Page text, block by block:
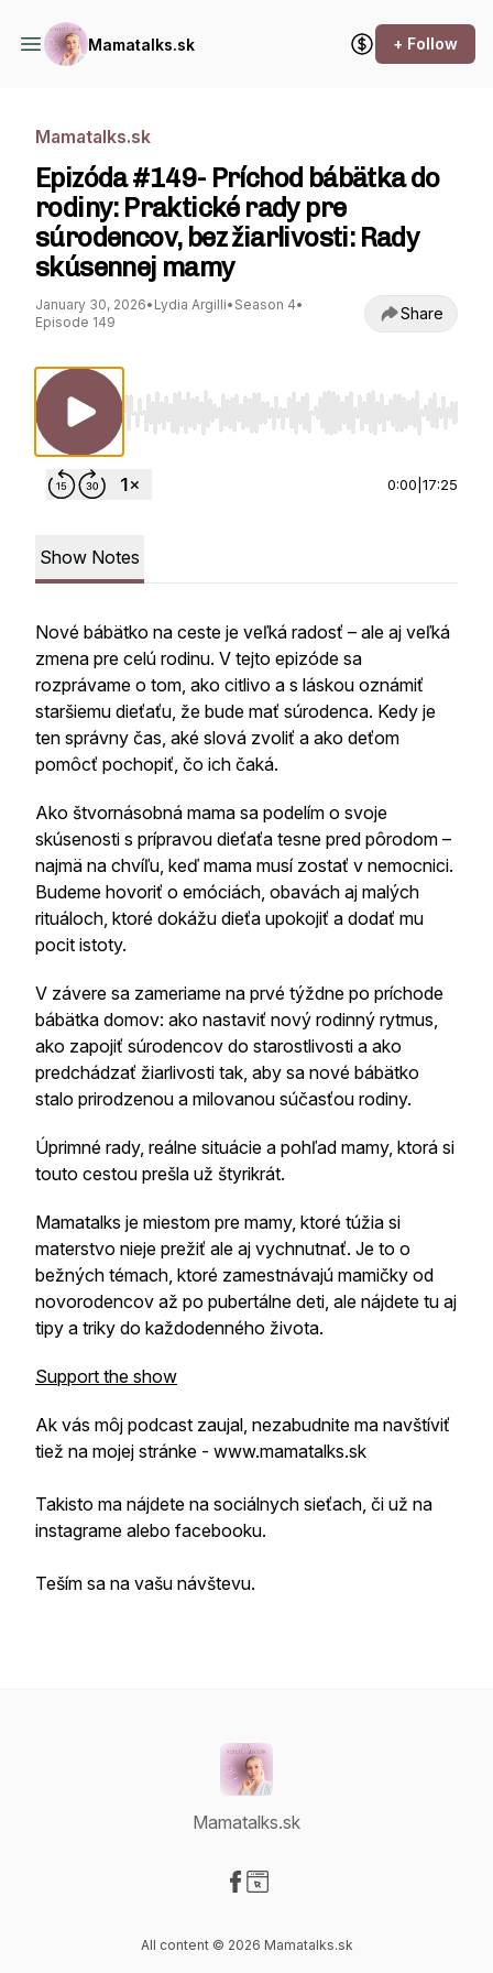
Mamatalks.sk + Follow
Mamatalks.sk
Epizóda #149- Príchod bábätka do
rodiny: Praktické rady pre
súrodencov, bez žiarlivosti: Rady
skúsennej mamy
January 30, 2026• Lydia Argilli• Season 4•
Episode 149
Share
Use Left/Right to seek, Home/End to jump
0:00 17:25
Show Notes
Nové bábätko na ceste je veľká radosť – ale aj veľká
zmena pre celú rodinu. V tejto epizóde sa
rozprávame o tom, ako citlivo a s láskou oznámiť
staršiemu dieťaťu, že bude mať súrodenca. Kedy je
ten správny čas, aké slová zvoliť a ako deťom
pomôcť pochopiť, čo ich čaká.
Ako štvornásobná mama sa podelím o svoje
skúsenosti s prípravou dieťaťa tesne pred pôrodom –
najmä na chvíľu, keď mama musí zostať v nemocnici.
Budeme hovoriť o emóciách, obavách aj malých
rituáloch, ktoré dokážu dieťa upokojiť a dodať mu
pocit istoty.
V závere sa zameriame na prvé týždne po príchode
bábätka domov: ako nastaviť nový rodinný rytmus,
ako zapojiť súrodencov do starostlivosti a ako
predchádzať žiarlivosti tak, aby sa nové bábätko
stalo prirodzenou a milovanou súčasťou rodiny.
Úprimné rady, reálne situácie a pohľad mamy, ktorá si
touto cestou prešla už štyrikrát.
Mamatalks je miestom pre mamy, ktoré túžia si
materstvo nieje prežiť ale aj vychnutnať. Je to o
bežných témach, ktoré zamestnávajú mamičky od
novorodencov až po pubertálne deti, ale nájdete tu aj
tipy a triky do každodenného života.
Support the show
Ak vás môj podcast zaujal, nezabudnite ma navštíviť
tiež na mojej stránke - www.mamatalks.sk
Takisto ma nájdete na sociálnych sieťach, či už na
instagrame alebo facebooku.
Teším sa na vašu návštevu.
Mamatalks.sk
All content © 2026 Mamatalks.sk